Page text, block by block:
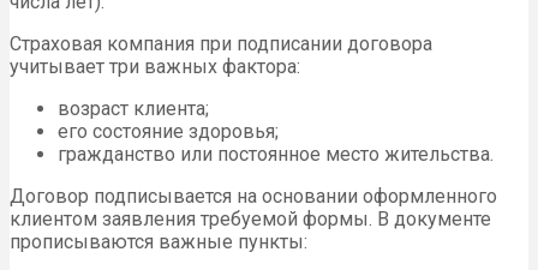
Страховая компания при подписании договора
учитывает три важных фактора:
возраст клиента;
его состояние здоровья;
гражданство или постоянное место жительства.
Договор подписывается на основании оформленного
клиентом заявления требуемой формы. В документе
прописываются важные пункты: